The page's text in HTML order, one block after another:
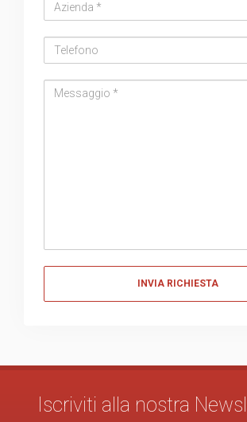
Iscriviti alla nostra